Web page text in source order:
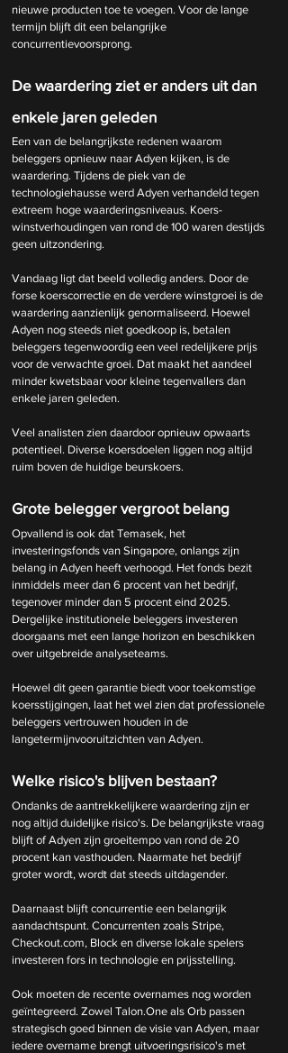
nieuwe producten toe te voegen. Voor de lange
termijn blijft dit een belangrijke
concurrentievoorsprong.
De waardering ziet er anders uit dan
enkele jaren geleden
Een van de belangrijkste redenen waarom
beleggers opnieuw naar Adyen kijken, is de
waardering. Tijdens de piek van de
technologiehausse werd Adyen verhandeld tegen
extreem hoge waarderingsniveaus. Koers-
winstverhoudingen van rond de 100 waren destijds
geen uitzondering.
Vandaag ligt dat beeld volledig anders. Door de
forse koerscorrectie en de verdere winstgroei is de
waardering aanzienlijk genormaliseerd. Hoewel
Adyen nog steeds niet goedkoop is, betalen
beleggers tegenwoordig een veel redelijkere prijs
voor de verwachte groei. Dat maakt het aandeel
minder kwetsbaar voor kleine tegenvallers dan
enkele jaren geleden.
Veel analisten zien daardoor opnieuw opwaarts
potentieel. Diverse koersdoelen liggen nog altijd
ruim boven de huidige beurskoers.
Grote belegger vergroot belang
Opvallend is ook dat Temasek, het
investeringsfonds van Singapore, onlangs zijn
belang in Adyen heeft verhoogd. Het fonds bezit
inmiddels meer dan 6 procent van het bedrijf,
tegenover minder dan 5 procent eind 2025.
Dergelijke institutionele beleggers investeren
doorgaans met een lange horizon en beschikken
over uitgebreide analyseteams.
Hoewel dit geen garantie biedt voor toekomstige
koersstijgingen, laat het wel zien dat professionele
beleggers vertrouwen houden in de
langetermijnvooruitzichten van Adyen.
Welke risico's blijven bestaan?
Ondanks de aantrekkelijkere waardering zijn er
nog altijd duidelijke risico's. De belangrijkste vraag
blijft of Adyen zijn groeitempo van rond de 20
procent kan vasthouden. Naarmate het bedrijf
groter wordt, wordt dat steeds uitdagender.
Daarnaast blijft concurrentie een belangrijk
aandachtspunt. Concurrenten zoals Stripe,
Checkout.com, Block en diverse lokale spelers
investeren fors in technologie en prijsstelling.
Ook moeten de recente overnames nog worden
geïntegreerd. Zowel Talon.One als Orb passen
strategisch goed binnen de visie van Adyen, maar
iedere overname brengt uitvoeringsrisico's met